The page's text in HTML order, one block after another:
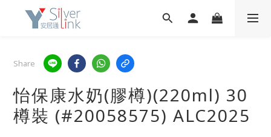
Share
怡保康水奶(膠樽)(220ml) 30
樽裝 (#20058575) ALC2025